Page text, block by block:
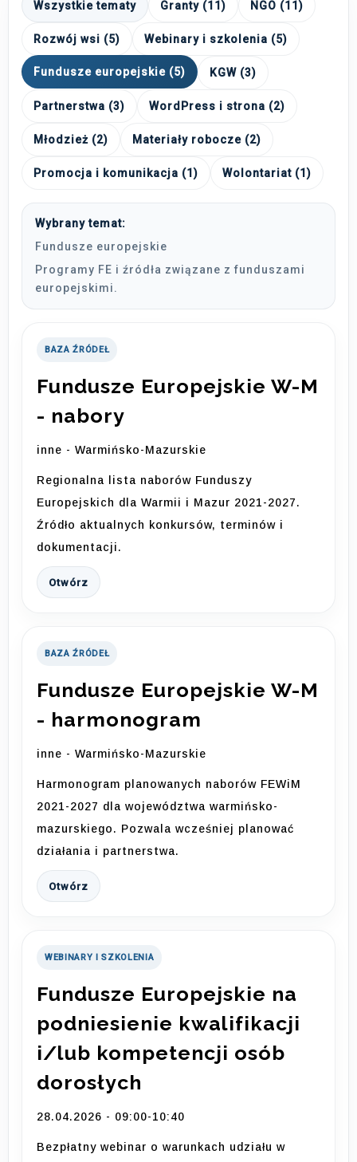
Wszystkie tematy Granty (11) NGO (11)
Rozwój wsi (5) Webinary i szkolenia (5)
Fundusze europejskie (5) KGW (3)
Partnerstwa (3) WordPress i strona (2)
Młodzież (2) Materiały robocze (2)
Promocja i komunikacja (1) Wolontariat (1)
Wybrany temat:
Fundusze europejskie
Programy FE i źródła związane z funduszami
europejskimi.
BAZA ŹRÓDEŁ
Fundusze Europejskie W-M
- nabory
inne - Warmińsko-Mazurskie
Regionalna lista naborów Funduszy
Europejskich dla Warmii i Mazur 2021-2027.
Źródło aktualnych konkursów, terminów i
dokumentacji.
Otwórz
BAZA ŹRÓDEŁ
Fundusze Europejskie W-M
- harmonogram
inne - Warmińsko-Mazurskie
Harmonogram planowanych naborów FEWiM
2021-2027 dla województwa warmińsko-
mazurskiego. Pozwala wcześniej planować
działania i partnerstwa.
Otwórz
WEBINARY I SZKOLENIA
Fundusze Europejskie na
podniesienie kwalifikacji
i/lub kompetencji osób
dorosłych
28.04.2026 - 09:00-10:40
Bezpłatny webinar o warunkach udziału w